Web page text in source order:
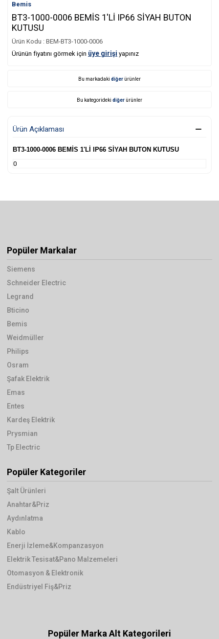
Bemis
BT3-1000-0006 BEMİS 1'Lİ IP66 SİYAH BUTON
KUTUSU
Ürün Kodu : BEM-BT3-1000-0006
Ürünün fiyatını görmek için üye girişi yapınız
Bu markadaki diğer ürünler
Bu kategorideki diğer ürünler
Ürün Açıklaması
BT3-1000-0006 BEMİS 1'Lİ IP66 SİYAH BUTON KUTUSU
0
Popüler Markalar
Siemens
Schneider Electric
Legrand
Bticino
Bemis
Weidmüller
Philips
Osram
Şafak Elektrik
Emas
Entes
Kardeş Elektrik
Prysmian
Tp Electric
Popüler Kategoriler
Şalt Ürünleri
Anahtar&Priz
Aydınlatma
Kablo
Enerji İzleme&Kompanzasyon
Elektrik Tesisat&Pano Malzemeleri
Otomasyon & Elektronik
Endüstriyel Fiş&Priz
Popüler Marka Alt Kategorileri